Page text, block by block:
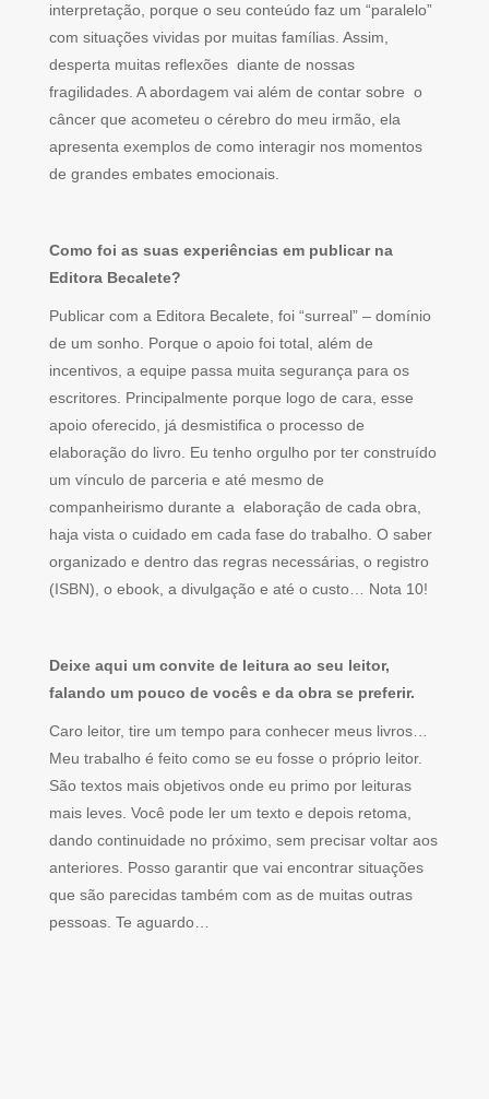
interpretação, porque o seu conteúdo faz um “paralelo”
com situações vividas por muitas famílias. Assim,
desperta muitas reflexões diante de nossas
fragilidades. A abordagem vai além de contar sobre o
câncer que acometeu o cérebro do meu irmão, ela
apresenta exemplos de como interagir nos momentos
de grandes embates emocionais.
Como foi as suas experiências em publicar na
Editora Becalete?
Publicar com a Editora Becalete, foi “surreal” – domínio
de um sonho. Porque o apoio foi total, além de
incentivos, a equipe passa muita segurança para os
escritores. Principalmente porque logo de cara, esse
apoio oferecido, já desmistifica o processo de
elaboração do livro. Eu tenho orgulho por ter construído
um vínculo de parceria e até mesmo de
companheirismo durante a elaboração de cada obra,
haja vista o cuidado em cada fase do trabalho. O saber
organizado e dentro das regras necessárias, o registro
(ISBN), o ebook, a divulgação e até o custo… Nota 10!
Deixe aqui um convite de leitura ao seu leitor,
falando um pouco de vocês e da obra se preferir.
Caro leitor, tire um tempo para conhecer meus livros…
Meu trabalho é feito como se eu fosse o próprio leitor.
São textos mais objetivos onde eu primo por leituras
mais leves. Você pode ler um texto e depois retoma,
dando continuidade no próximo, sem precisar voltar aos
anteriores. Posso garantir que vai encontrar situações
que são parecidas também com as de muitas outras
pessoas. Te aguardo…